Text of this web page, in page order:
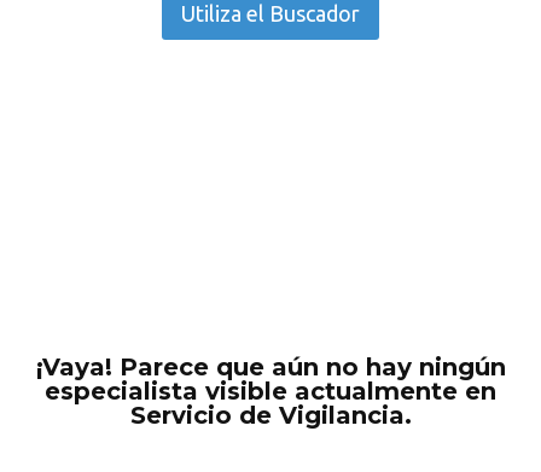
Utiliza el Buscador
¡Vaya! Parece que aún no hay ningún
especialista visible actualmente en
Servicio de Vigilancia.